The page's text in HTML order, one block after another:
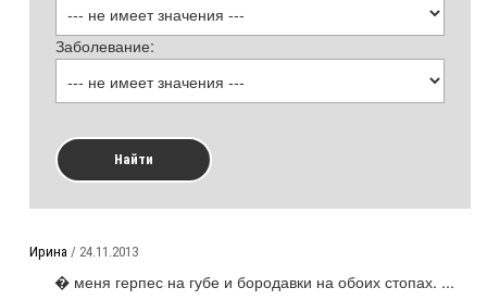
Заболевание:
Найти
Ирина / 24.11.2013
� меня герпес на губе и бородавки на обоих стопах. ...